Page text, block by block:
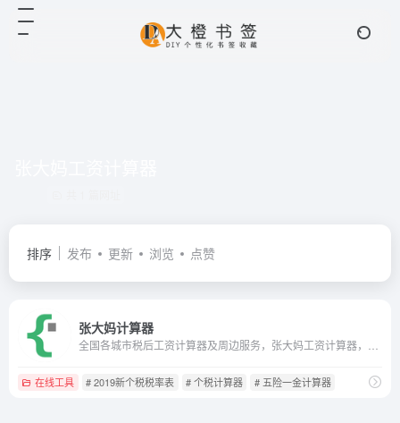
排序 发布 更新 浏览 点赞
张大妈计算器
在线工具 # 2019新个税税率表 # 个税计算器 # 五险一金计算器